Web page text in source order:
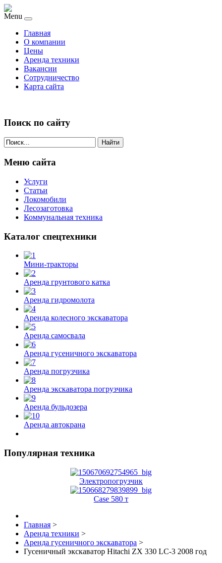
Menu
Главная
О компании
Цены
Аренда техники
Вакансии
Сотрудничество
Карта сайта
Поиск по сайту
Найти
Меню сайта
Услуги
Статьи
Локомобили
Лесозаготовка
Коммунальная техника
Каталог спецтехники
Мини-тракторы
Аренда грунтового катка
Аренда гидромолота
Аренда колесного экскаватора
Аренда самосвала
Аренда гусеничного экскаватора
Аренда погрузчика
Аренда экскаватора погрузчика
Аренда бульдозера
Аренда автокрана
Популярная техника
Электропогрузчик
Case 580 т
Главная >
Аренда техники >
Аренда гусеничного экскаватора >
Гусеничный экскаватор Hitachi ZX 330 LC-3 2008 год